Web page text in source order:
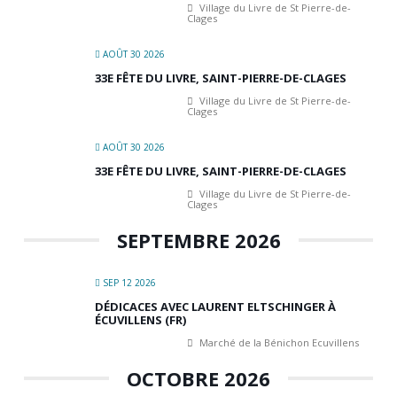
Village du Livre de St Pierre-de-
Clages
AOÛT 30 2026
33E FÊTE DU LIVRE, SAINT-PIERRE-DE-CLAGES
Village du Livre de St Pierre-de-
Clages
AOÛT 30 2026
33E FÊTE DU LIVRE, SAINT-PIERRE-DE-CLAGES
Village du Livre de St Pierre-de-
Clages
SEPTEMBRE 2026
SEP 12 2026
DÉDICACES AVEC LAURENT ELTSCHINGER À
ÉCUVILLENS (FR)
Marché de la Bénichon Ecuvillens
OCTOBRE 2026